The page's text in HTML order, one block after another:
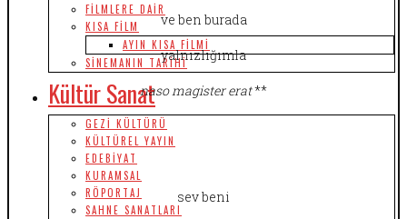
FILMLERE DAIR
KISA FILM
AYIN KISA FILMI
SINEMANIN TARIHI
Kültür Sanat
GEZI KÜLTÜRÜ
KÜLTÜREL YAYIN
EDEBIYAT
KURAMSAL
RÖPORTAJ
SAHNE SANATLARI
ve ben burada
yalnızlığımla
naso magister erat**
sev beni